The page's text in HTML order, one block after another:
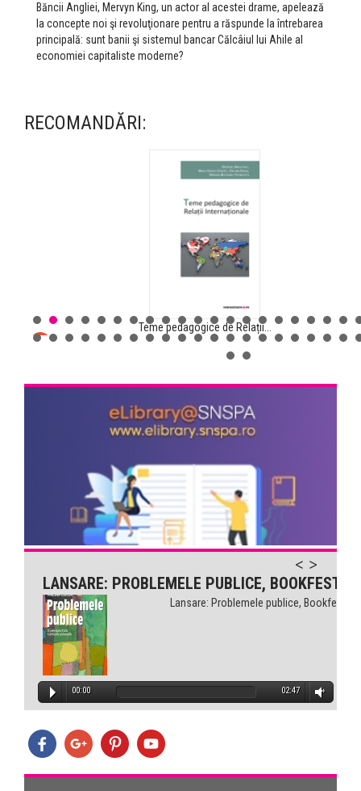
Băncii Angliei, Mervyn King, un actor al acestei drame, apelează
la concepte noi şi revoluţionare pentru a răspunde la întrebarea
principală: sunt banii şi sistemul bancar Călcâiul lui Ahile al
economiei capitaliste moderne?
RECOMANDĂRI:
Teme pedagogice de Relații...
Comunicarea pentru sănătate...
LANSARE: PROBLEMELE PUBLICE, BOOKFEST
Lansare: Problemele publice, Bookfest
00:00 02:47